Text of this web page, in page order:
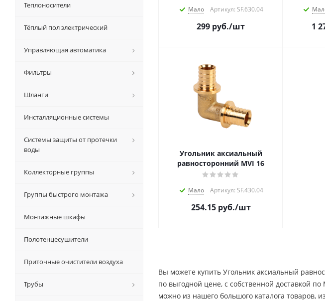
Мало Артикул: SF.630.04
299 руб./шт 1
Угольник аксиальный
равносторонний MVI 16
Мало Артикул: SF.430.04
254.15руб./шт
Вы можете купить Угольник аксиальный
по выгодной цене, c собственной доставкой
можно из нашего большого каталога товаров,
Теплоносители
Тёплый пол электрический
Управляющая автоматика
Фильтры
Шланги
Инсталляционные системы
Системы защиты от протечки
воды
Коллекторные группы
Группы быстрого монтажа
Монтажные шкафы
Полотенцесушители
Приточные очистители воздуха
Трубы